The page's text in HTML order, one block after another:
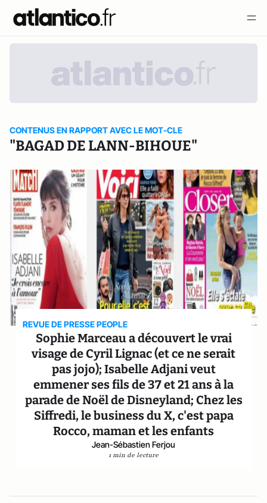
CONTENUS EN RAPPORT AVEC LE MOT-CLE
"BAGAD DE LANN-BIHOUE"
REVUE DE PRESSE PEOPLE
Sophie Marceau a découvert le vrai
visage de Cyril Lignac (et ce ne serait
pas jojo); Isabelle Adjani veut
emmener ses fils de 37 et 21 ans à la
parade de Noël de Disneyland; Chez les
Siffredi, le business du X, c'est papa
Rocco, maman et les enfants
Jean-Sébastien Ferjou
1 min de lecture